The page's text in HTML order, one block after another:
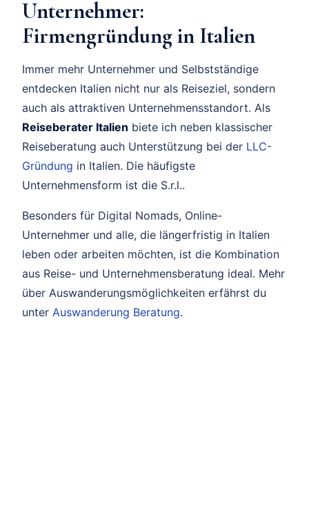
Unternehmer:
Firmengründung in Italien
Immer mehr Unternehmer und Selbstständige
entdecken Italien nicht nur als Reiseziel, sondern
auch als attraktiven Unternehmensstandort. Als
Reiseberater Italien biete ich neben klassischer
Reiseberatung auch Unterstützung bei der LLC-
Gründung in Italien. Die häufigste
Unternehmensform ist die S.r.l..
Besonders für Digital Nomads, Online-
Unternehmer und alle, die längerfristig in Italien
leben oder arbeiten möchten, ist die Kombination
aus Reise- und Unternehmensberatung ideal. Mehr
über Auswanderungsmöglichkeiten erfährst du
unter Auswanderung Beratung.